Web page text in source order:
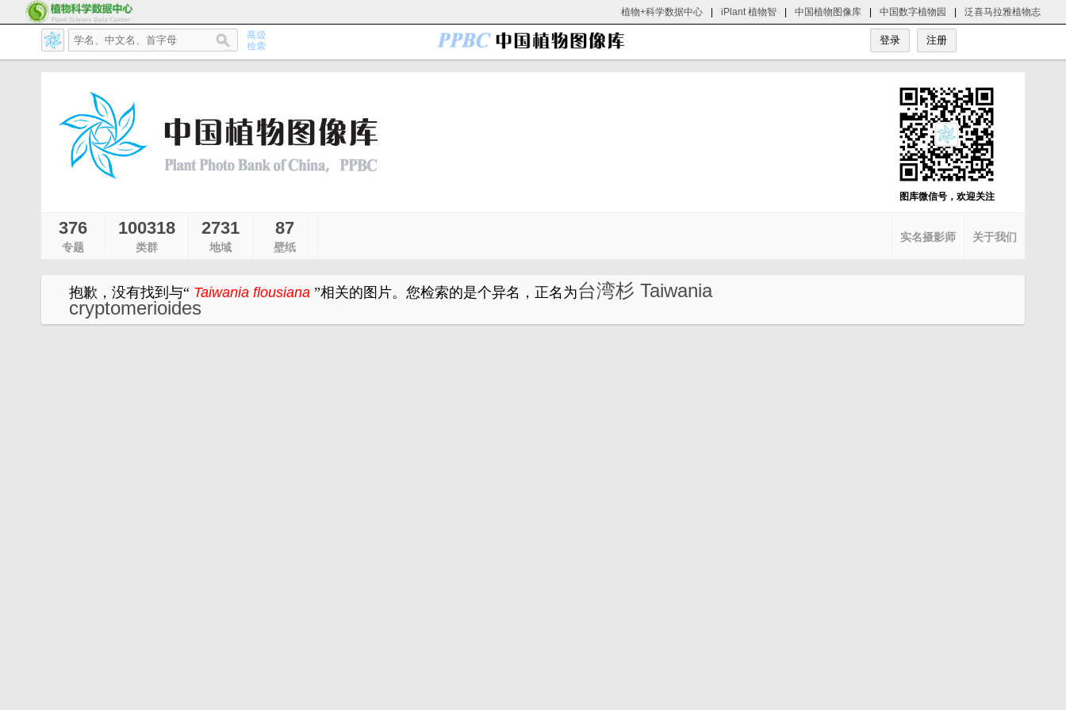
植物+科学数据中心 iPlant 植物智 中国植物图像库 中国数字植物园 泛喜马拉雅植物志
图库微信号，欢迎关注
376
专题
100318
类群
2731
地域
87
壁纸
关于我们
实名摄影师
抱歉，没有找到与“ Taiwania flousiana ”相关的图片。 您检索的是个异名，正名为台湾杉 Taiwania
cryptomerioides